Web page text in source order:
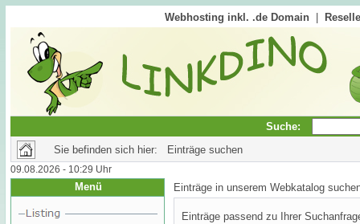
Webhosting inkl. .de Domain
Suche:
Sie befinden sich hier: Einträge suchen
09.08.2026 - 10:29 Uhr
Menü Einträge in unserem Webkatalog
Einträge passend zu Ihrer